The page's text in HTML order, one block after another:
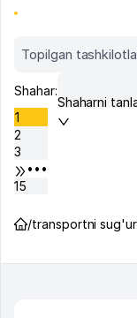
Topilgan
Shahar:
Shaharni
1
2
3
•••
15
/transportni